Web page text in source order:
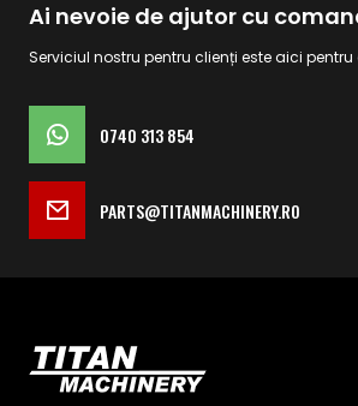
Ai nevoie de ajutor cu
Serviciul nostru pentru clienți este aici
0740 313 854
PARTS@TITANMACHINERY.RO